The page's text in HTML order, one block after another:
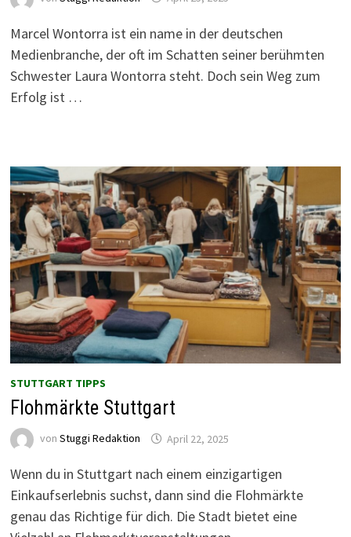
Marcel Wontorra ist ein name in der deutschen
Medienbranche, der oft im Schatten seiner berühmten
Schwester Laura Wontorra steht. Doch sein Weg zum
Erfolg ist …
STUTTGART TIPPS
Flohmärkte Stuttgart
von Stuggi Redaktion April 22, 2025
Wenn du in Stuttgart nach einem einzigartigen
Einkaufserlebnis suchst, dann sind die Flohmärkte
genau das Richtige für dich. Die Stadt bietet eine